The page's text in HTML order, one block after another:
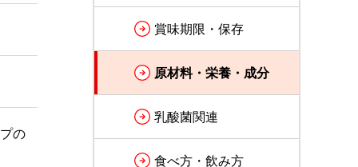
賞味期限・保存
原材料・栄養・成分
乳酸菌関連
食べ方・飲み方
の